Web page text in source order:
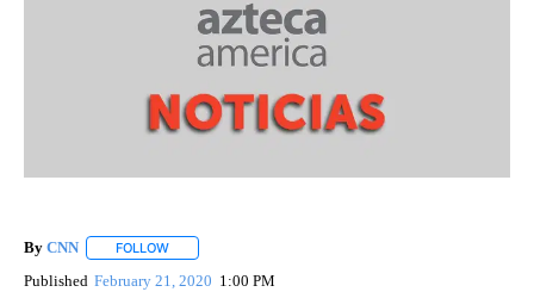
By CNN FOLLOW
Published February 21, 2020 1:00 PM